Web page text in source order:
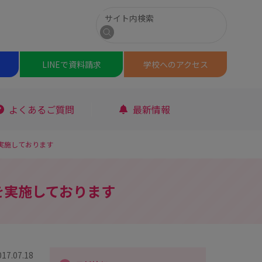
サイト内検索
検索
LINEで資料請求 学校へのアクセス
よくあるご質問 最新情報
施しております
施しております